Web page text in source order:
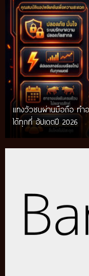
แทงวัวชนผ่านมือถือ ทำอ
ได้ทุกที่ อัปเดตปี 2026